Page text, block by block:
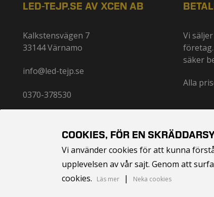
LED-TEJP.SE AV XCEN AB
Kalkstensvägen 7
33144 Värnamo
info@led-tejp.se
0370-378530
Vi
säker
Alla
COOKIES, FÖR EN
Vi använder cookies för att kunna
upplevelsen av vår sajt. Genom att
cookies.
Läs mer | Neka cookies